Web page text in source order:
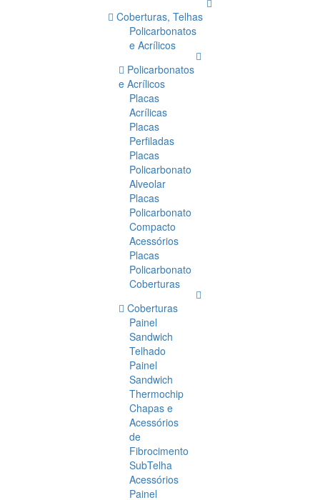
Coberturas, Telhas
Policarbonatos
e Acrílicos
Policarbonatos
e Acrílicos
Placas
Acrílicas
Placas
Perfiladas
Placas
Policarbonato
Alveolar
Placas
Policarbonato
Compacto
Acessórios
Placas
Policarbonato
Coberturas
Coberturas
Painel
Sandwich
Telhado
Painel
Sandwich
Thermochip
Chapas e
Acessórios
de
Fibrocimento
SubTelha
Acessórios
Painel